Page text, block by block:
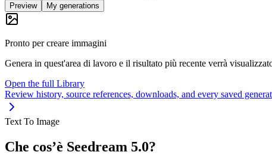
Preview My generations
Pronto per creare immagini
Genera in quest'area di lavoro e il risultato più recente verrà
Open the full Library
Review history, source references, downloads, and every saved
Text To Image
Che cos’è Seedream 5.0?